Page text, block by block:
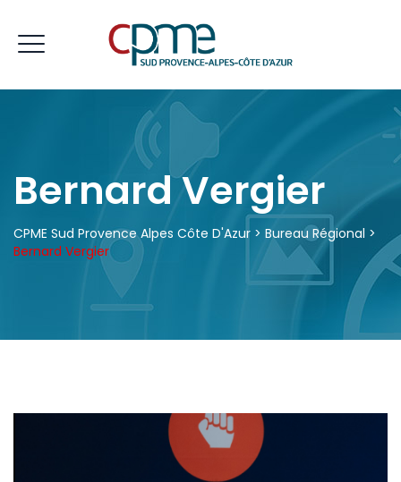
Bernard Vergier
CPME Sud Provence Alpes Côte D'Azur > Bureau Régional >
Bernard Vergier